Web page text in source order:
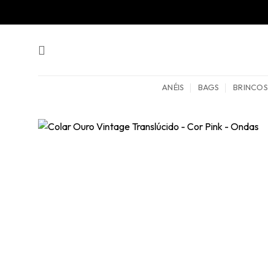
to
ANÉIS BAGS BRINCOS